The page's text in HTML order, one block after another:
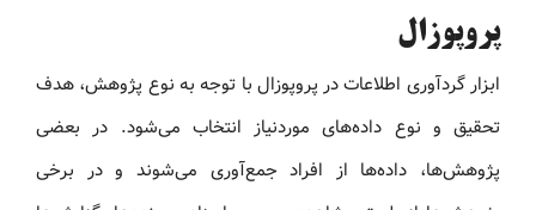
پروپوزال
ابزار گردآوری اطلاعات در پروپوزال با توجه به نوع پژوهش، هدف
تحقیق و نوع داده‌های موردنیاز انتخاب می‌شود. در بعضی
پژوهش‌ها، داده‌ها از افراد جمع‌آوری می‌شوند و در برخی